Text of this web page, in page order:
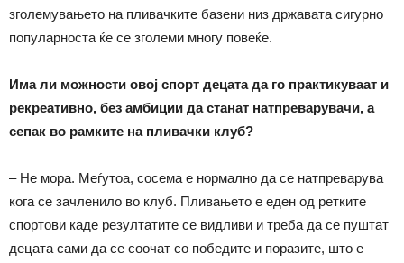
зголемувањето на пливачките базени низ државата сигурно
популарноста ќе се зголеми многу повеќе.
Има ли можности овој спорт децата да го практикуваат и
рекреативно, без амбиции да станат натпреварувачи, а
сепак во рамките на пливачки клуб?
– Не мора. Меѓутоа, сосема е нормално да се натпреварува
кога се зачленило во клуб. Пливањето е еден од ретките
спортови каде резултатите се видливи и треба да се пуштат
децата сами да се соочат со победите и поразите, што е